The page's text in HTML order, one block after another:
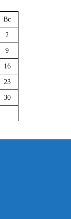
Вс
2
9
16
23
30